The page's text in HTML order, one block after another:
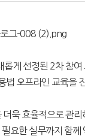
게 선정된 2차 참여
법 오프라인 교육을
욱 효율적으로 관
요한 실무까지 함께